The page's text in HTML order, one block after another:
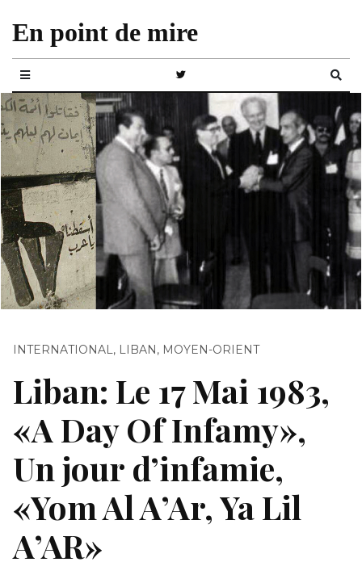
En point de mire
INTERNATIONAL , LIBAN, MOYEN-ORIENT
Liban: Le 17 Mai 1983,
«A Day Of Infamy»,
Un jour d’infamie,
«Yom Al A’Ar, Ya Lil
A’AR»